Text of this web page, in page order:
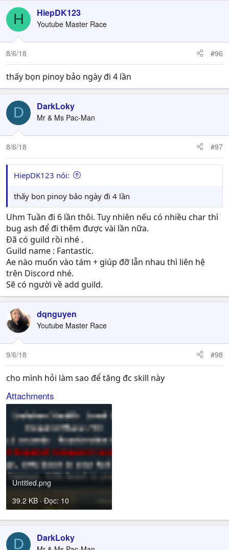
H HiepDK123
Youtube Master Race
8/6/18 #96
thấy bọn pinoy bảo ngày đi 4 lần
D DarkLoky
Mr & Ms Pac-Man
8/6/18 #97
HiepDK123 nói:
thấy bọn pinoy bảo ngày đi 4 lần
Uhm Tuần đi 6 lần thôi. Tuy nhiên nếu có nhiều char thì
bug ash để đi thêm được vài lần nữa.
Đã có guild rồi nhé .
Guild name : Fantastic.
Ae nào muốn vào tám + giúp đỡ lẫn nhau thì liên hệ
trên Discord nhé.
Sẽ có người về add guild.
dqnguyen
Youtube Master Race
9/6/18 #98
cho mình hỏi làm sao để tăng đc skill này
Attachments
Untitled.png
39.2 KB · Đọc: 10
D DarkLoky